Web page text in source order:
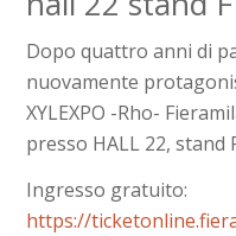
Dopo quattro anni di
nuovamente
XYLEXPO -Rho-
presso HALL 22, stand
Ingresso gratuito:
https://